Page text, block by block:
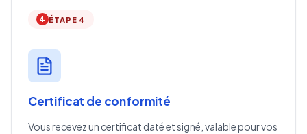
4 ÉTAPE 4
Certificat de conformité
Vous recevez un certificat daté et signé, valable pour vos